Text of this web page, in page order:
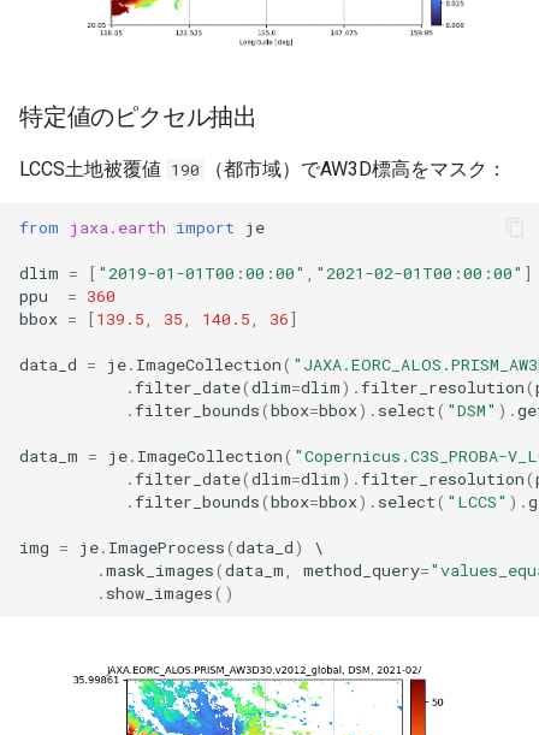
特定値のピクセル抽出
LCCS土地被覆値 190 （都市域）でAW3D標高をマスク：
from jaxa.earth import je
dlim = [ "2019-01-01T00:00:00" , "2021-02-01T00:00:00" ]
ppu
= 360
bbox = [139.5, 35, 140.5, 36]
data_d = je. ImageCollection(
.filter_date(dlim=dlim) .filter_resolution(
.filter_bounds(bbox=bbox) . select( "DSM" ) .
data_m = je. ImageCollection( "Copernicus.C3S_PROBA-
.filter_date(dlim=dlim) .filter_resolution(
.filter_bounds(bbox=bbox) . select( "LCCS" ) .
img = je. ImageProcess(data_d)
.mask_images(data_m, method_query=
. show_images()